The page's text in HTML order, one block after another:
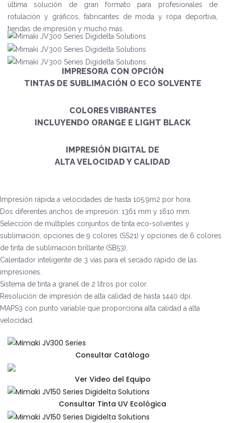
última solución de gran formato para profesionales de
rotulación y gráficos, fabricantes de moda y ropa deportiva,
tiendas de impresión y mucho más.
IMPRESORA CON OPCIÓN
TINTAS DE SUBLIMACIÓN O ECO SOLVENTE
COLORES VIBRANTES
INCLUYENDO ORANGE E LIGHT BLACK
IMPRESIÓN DIGITAL DE
ALTA VELOCIDAD Y CALIDAD
Impresión rápida a velocidades de hasta 105.9m2 por hora.
Dos diferentes anchos de impresión: 1361 mm y 1610 mm.
Selección de múltiples conjuntos de tinta eco-solventes y
sublimación, opciones de 9 colores (SS21) y opciones de 6 colores
de tinta de sublimación brillante (SB53).
Calentador inteligente de 3 vías para el secado rápido de las
impresiones.
Sistema de tinta a granel de 2 litros por color.
Resolución de impresión de alta calidad de hasta 1440 dpi.
MAPS3 con punto variable que proporciona alta calidad a alta
velocidad.
Consultar Catálogo
Ver Video del Equipo
Consultar Tinta UV Ecológica